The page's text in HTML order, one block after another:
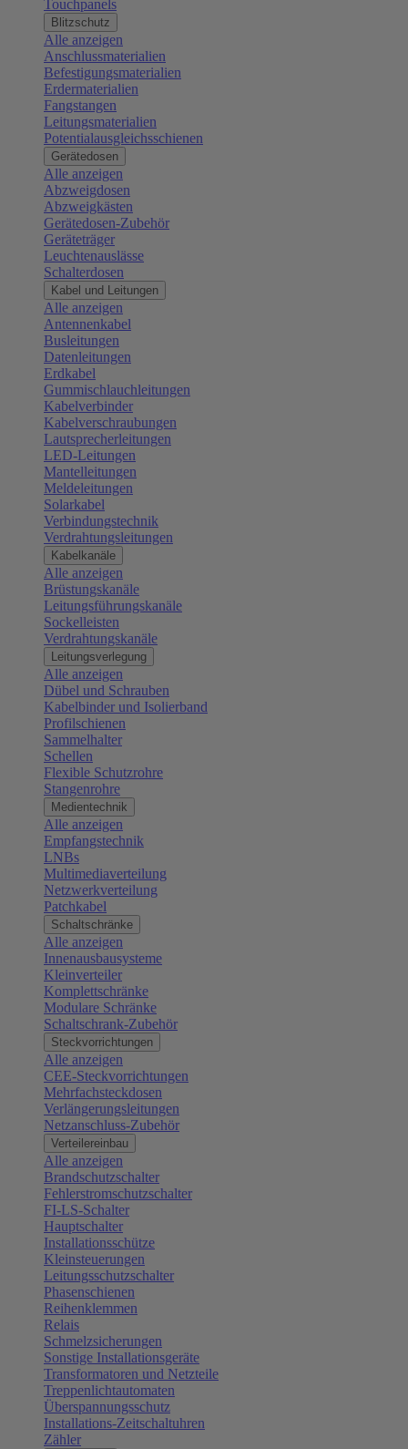
Touchpanels
Blitzschutz
Alle anzeigen
Anschlussmaterialien
Befestigungsmaterialien
Erdermaterialien
Fangstangen
Leitungsmaterialien
Potentialausgleichsschienen
Gerätedosen
Alle anzeigen
Abzweigdosen
Abzweigkästen
Gerätedosen-Zubehör
Geräteträger
Leuchtenauslässe
Schalterdosen
Kabel und Leitungen
Alle anzeigen
Antennenkabel
Busleitungen
Datenleitungen
Erdkabel
Gummischlauchleitungen
Kabelverbinder
Kabelverschraubungen
Lautsprecherleitungen
LED-Leitungen
Mantelleitungen
Meldeleitungen
Solarkabel
Verbindungstechnik
Verdrahtungsleitungen
Kabelkanäle
Alle anzeigen
Brüstungskanäle
Leitungsführungskanäle
Sockelleisten
Verdrahtungskanäle
Leitungsverlegung
Alle anzeigen
Dübel und Schrauben
Kabelbinder und Isolierband
Profilschienen
Sammelhalter
Schellen
Flexible Schutzrohre
Stangenrohre
Medientechnik
Alle anzeigen
Empfangstechnik
LNBs
Multimediaverteilung
Netzwerkverteilung
Patchkabel
Schaltschränke
Alle anzeigen
Innenausbausysteme
Kleinverteiler
Komplettschränke
Modulare Schränke
Schaltschrank-Zubehör
Steckvorrichtungen
Alle anzeigen
CEE-Steckvorrichtungen
Mehrfachsteckdosen
Verlängerungsleitungen
Netzanschluss-Zubehör
Verteilereinbau
Alle anzeigen
Brandschutzschalter
Fehlerstromschutzschalter
FI-LS-Schalter
Hauptschalter
Installationsschütze
Kleinsteuerungen
Leitungsschutzschalter
Phasenschienen
Reihenklemmen
Relais
Schmelzsicherungen
Sonstige Installationsgeräte
Transformatoren und Netzteile
Treppenlichtautomaten
Überspannungsschutz
Installations-Zeitschaltuhren
Zähler